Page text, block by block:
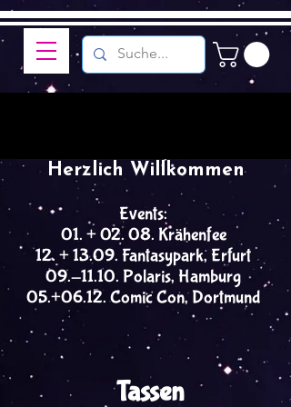
Events:
01. + 02. 08. Krähenfee
12. + 13.09. Fantasypark, Erfurt
09.-11.10. Polaris, Hamburg
05.+06.12. Comic Con, Dortmund
Herzlich Willkommen
Tassen